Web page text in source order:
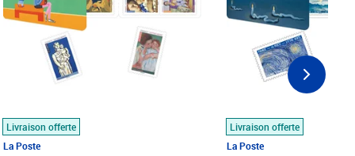
Livraison offerte
La Poste
Livraison offerte
La Poste